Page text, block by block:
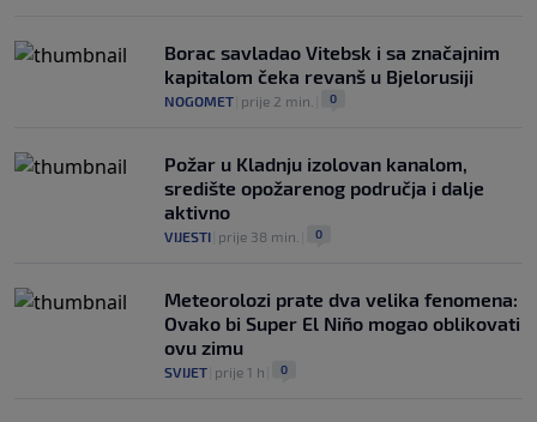
Borac savladao Vitebsk i sa značajnim
kapitalom čeka revanš u Bjelorusiji
NOGOMET prije 2 min. 0
Požar u Kladnju izolovan kanalom,
središte opožarenog područja i dalje
aktivno
VIJESTI prije 38 min. 0
Meteorolozi prate dva velika fenomena:
Ovako bi Super El Niño mogao oblikovati
ovu zimu
SVIJET prije 1 h 0